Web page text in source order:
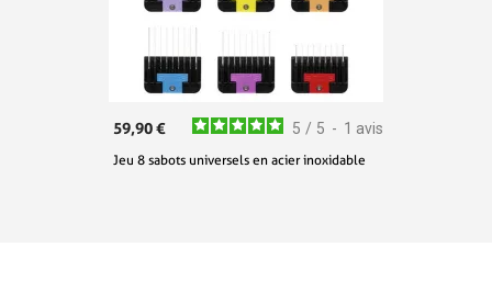
5 / 5 - 1 avis
59,90 €
Jeu 8 sabots universels en acier inoxidable